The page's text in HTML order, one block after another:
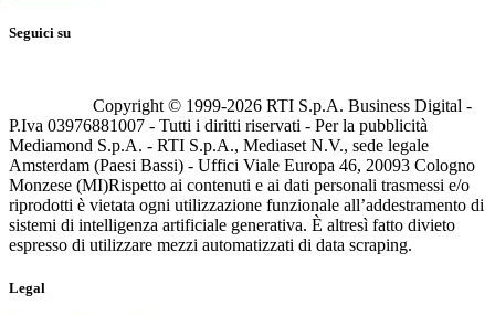
Seguici su
Copyright © 1999-2026 RTI S.p.A. Business Digital -
P.Iva 03976881007 - Tutti i diritti riservati - Per la pubblicità
Mediamond S.p.A. - RTI S.p.A., Mediaset N.V., sede legale
Amsterdam (Paesi Bassi) - Uffici Viale Europa 46, 20093 Cologno
Monzese (MI)Rispetto ai contenuti e ai dati personali trasmessi e/o
riprodotti è vietata ogni utilizzazione funzionale all’addestramento di
sistemi di intelligenza artificiale generativa. È altresì fatto divieto
espresso di utilizzare mezzi automatizzati di data scraping.
Legal